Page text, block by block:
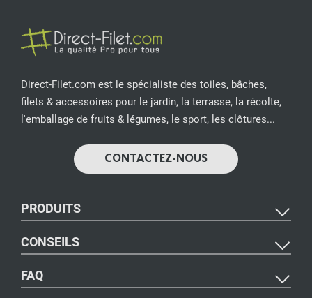
Direct-Filet.com est le spécialiste des toiles, bâches,
filets & accessoires pour le jardin, la terrasse, la récolte,
l'emballage de fruits & légumes, le sport, les clôtures...
CONTACTEZ-NOUS
PRODUITS
CONSEILS
FAQ